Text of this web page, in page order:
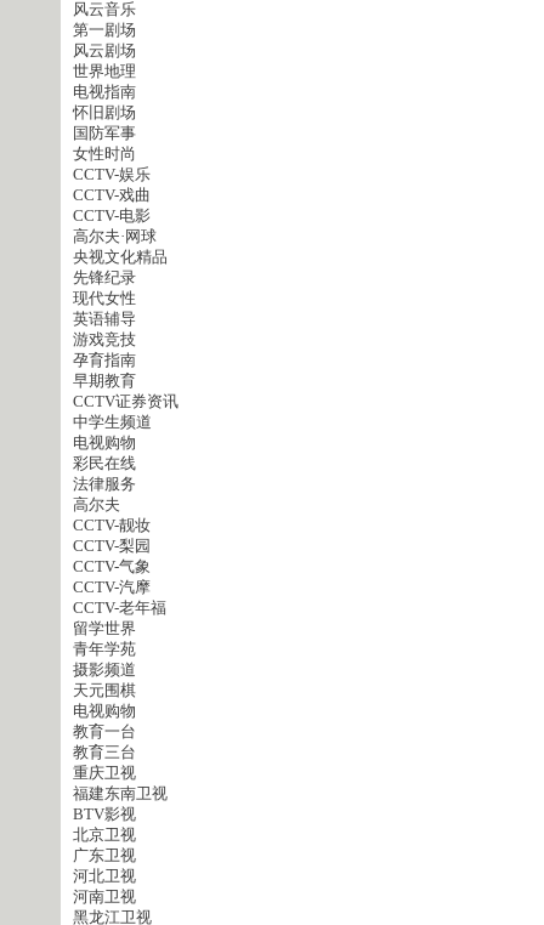
风云音乐
第一剧场
风云剧场
世界地理
电视指南
怀旧剧场
国防军事
女性时尚
CCTV-娱乐
CCTV-戏曲
CCTV-电影
高尔夫·网球
央视文化精品
先锋纪录
现代女性
英语辅导
游戏竞技
孕育指南
早期教育
CCTV证券资讯
中学生频道
电视购物
彩民在线
法律服务
高尔夫
CCTV-靓妆
CCTV-梨园
CCTV-气象
CCTV-汽摩
CCTV-老年福
留学世界
青年学苑
摄影频道
天元围棋
电视购物
教育一台
教育三台
重庆卫视
福建东南卫视
BTV影视
北京卫视
广东卫视
河北卫视
河南卫视
黑龙江卫视